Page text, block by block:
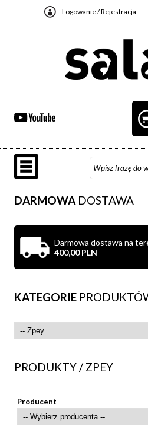
Logowanie/Rejestracja
DARMOWA DOSTAWA
Darmowa dostawa na
400,00 PLN
KATEGORIE
PRODUKTY / ZPEY
Producent